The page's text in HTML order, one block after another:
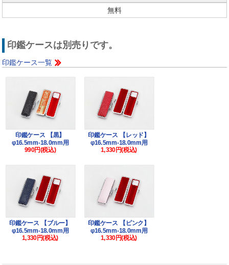
無料
印鑑ケースは別売りです。
印鑑ケース一覧
印鑑ケース 【黒】
φ16.5mm-18.0mm用
990円(税込)
印鑑ケース 【レッド】
φ16.5mm-18.0mm用
1,330円(税込)
印鑑ケース 【ブルー】
φ16.5mm-18.0mm用
1,330円(税込)
印鑑ケース 【ピンク】
φ16.5mm-18.0mm用
1,330円(税込)